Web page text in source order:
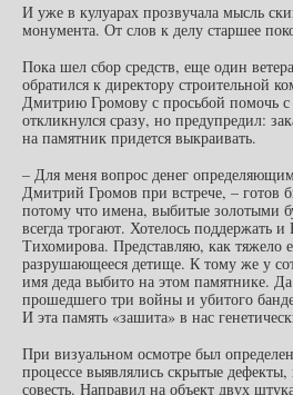
И уже в кулуарах прозвучала мысль
монумента. От слов к делу старшее
Пока шел сбор средств, еще один
обратился к директору строительной
Дмитрию Громову с просьбой помочь
откликнулся сразу, но предупредил:
на памятник придется выкраивать.
– Для меня вопрос денег
Дмитрий Громов при встрече, – готов
потому что имена, выбитые золотыми
всегда трогают. Хотелось поддержать
Тихомирова. Представляю, как тяжело
разрушающееся детище. К тому же у
имя деда выбито на этом памятнике.
прошедшего три войны и убитого
И эта память «зашита» в нас
При визуальном осмотре был
процессе выявлялись скрытые
совесть. Направил на объект двух